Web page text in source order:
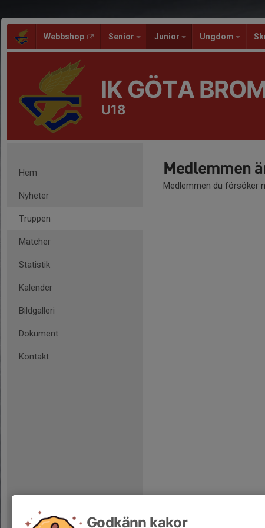
Webbshop Senior Junior Ungdom
IK GÖTA
U18
Hem
Nyheter
Truppen
Matcher
Statistik
Kalender
Bildgalleri
Dokument
Kontakt
Medlemmen
Medlemmen du försöker
Godkänn kakor